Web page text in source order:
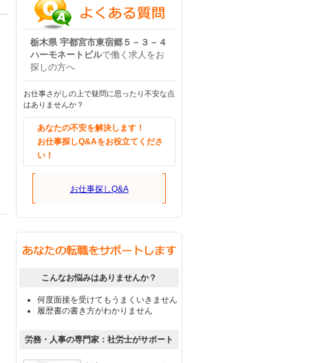
栃木県 宇都宮市東宿郷５－３－４
ハーモネートビルで働く求人をお
探しの方へ
お仕事さがしの上で疑問に思ったり不安な点
はありませんか？
あなたの不安を解決します！
お仕事探しQ&Aをお役立てくださ
い！
お仕事探しQ&A
こんなお悩みはありませんか？
何度面接を受けてもうまくいきません
履歴書の書き方がわかりません
労務・人事の専門家：社労士がサポート